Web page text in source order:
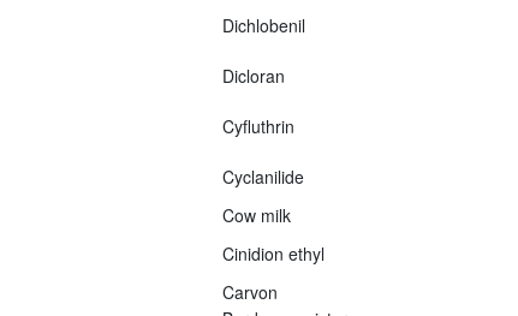
Dichlobenil
Dicloran
Cyfluthrin
Cyclanilide
Cow milk
Cinidion ethyl
Carvon